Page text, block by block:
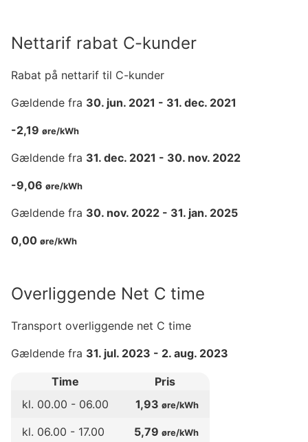
Nettarif rabat C-kunder
Rabat på nettarif til C-kunder
Gældende fra 30. jun. 2021 - 31. dec. 2021
-2,19 øre/kWh
Gældende fra 31. dec. 2021 - 30. nov. 2022
-9,06 øre/kWh
Gældende fra 30. nov. 2022 - 31. jan. 2025
0,00 øre/kWh
Overliggende Net C time
Transport overliggende net C time
Gældende fra 31. jul. 2023 - 2. aug. 2023
Time
Pris
kl. 00.00 - 06.00 1,93 øre/kWh
kl. 06.00 - 17.00 5,79 øre/kWh